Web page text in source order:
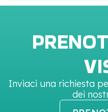
Inviaci una richiesta
dei